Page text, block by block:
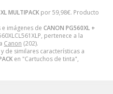
MULTIPACK por59,98€. Producto
imágenes de CANON PG560XL +
pertenece a la
Canon (202).
de similares características a
en "Cartuchos de tinta",